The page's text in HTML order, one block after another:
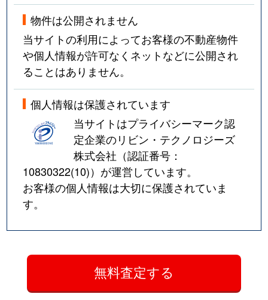
物件は公開されません
当サイトの利用によってお客様の不動産物件
や個人情報が許可なくネットなどに公開され
ることはありません。
個人情報は保護されています
当サイトはプライバシーマーク認
定企業のリビン・テクノロジーズ
株式会社（認証番号：
10830322(10)）が運営しています。
お客様の個人情報は大切に保護されていま
す。